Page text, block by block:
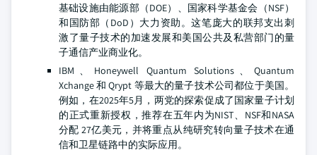
基础设施由能源部（DOE）、国家科学基金会（NSF）
和国防部（DoD）大力资助。这笔庞大的联邦支出刺
激了量子技术的加速发展和美国公共及私营部门的量
子通信产业商业化。
IBM、Honeywell Quantum Solutions、Quantum
Xchange 和 Qrypt 等最大的量子技术公司都位于美国。
例如，在2025年5月，两党的探索促成了国家量子计划
的正式重新授权，推荐在五年内为NIST、NSF和NASA
分配 27亿美元，并将重点从纯研究转向量子技术在通
信和卫星链路中的实际应用。